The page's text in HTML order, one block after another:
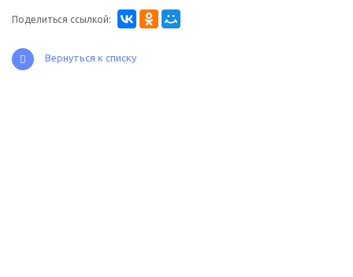
Поделиться ссылкой:
Вернуться к списку